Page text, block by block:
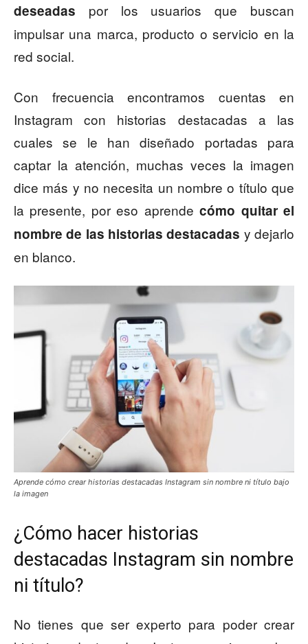
deseadas por los usuarios que buscan
impulsar una marca, producto o servicio en la
red social.
Con frecuencia encontramos cuentas en
Instagram con historias destacadas a las
cuales se le han diseñado portadas para
captar la atención, muchas veces la imagen
dice más y no necesita un nombre o título que
la presente, por eso aprendecómo quitar el
nombre de las historias destacadas y dejarlo
en blanco.
Aprende cómo crear historias destacadas Instagram sin nombre ni título bajo
la imagen
¿Cómo hacer historias
destacadas Instagram sin nombre
ni título?
No tienes que ser experto para poder crear